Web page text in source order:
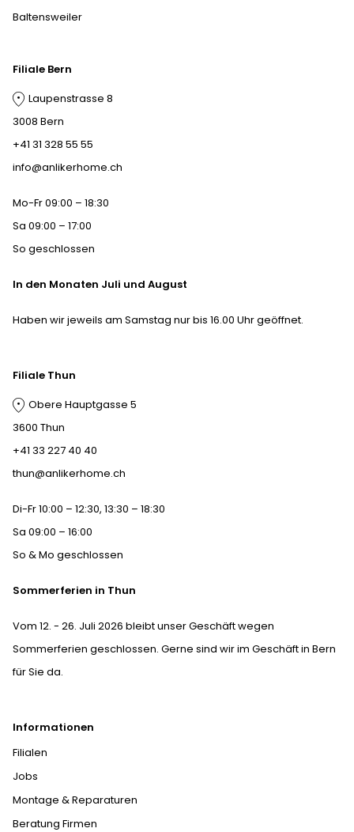
Baltensweiler
Informationen
Filialen
Jobs
Montage & Reparaturen
Beratung Firmen
Filiale Bern
Laupenstrasse 8
3008 Bern
+41 31 328 55 55
info@anlikerhome.ch
Mo-Fr 09:00 – 18:30
Sa 09:00 – 17:00
So geschlossen
In den Monaten Juli und August
Haben wir jeweils am Samstag nur bis 16.00 Uhr geöffnet.
Filiale Thun
Obere Hauptgasse 5
3600 Thun
+41 33 227 40 40
thun@anlikerhome.ch
Di-Fr 10:00 – 12:30, 13:30 – 18:30
Sa 09:00 – 16:00
So & Mo geschlossen
Sommerferien in Thun
Vom 12. - 26. Juli 2026 bleibt unser Geschäft wegen
Sommerferien geschlossen. Gerne sind wir im Geschäft in Bern
für Sie da.